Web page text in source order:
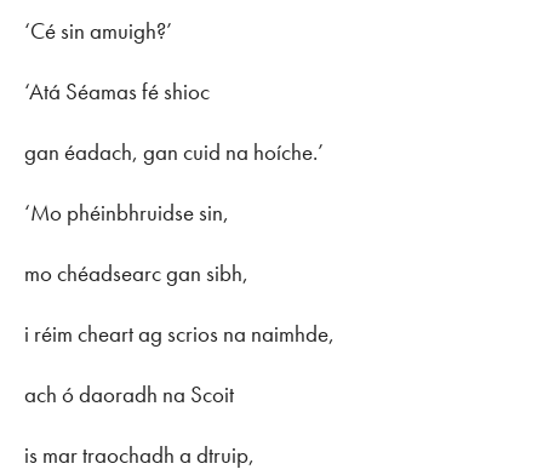
‘Cé sin amuigh?’
‘Atá Séamas fé shioc
gan éadach, gan cuid na hoíche.’
‘Mo phéinbhruidse sin,
mo chéadsearc gan sibh,
i réim cheart ag scrios na naimhde,
ach ó daoradh na Scoit
is mar traochadh a dtruip,